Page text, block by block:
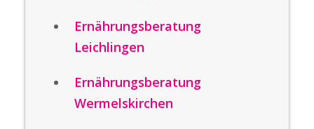
Ernährungsberatung
Leichlingen
Ernährungsberatung
Wermelskirchen